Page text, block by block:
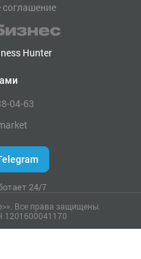
Hunter
04-63
24/7
Все права защищены.